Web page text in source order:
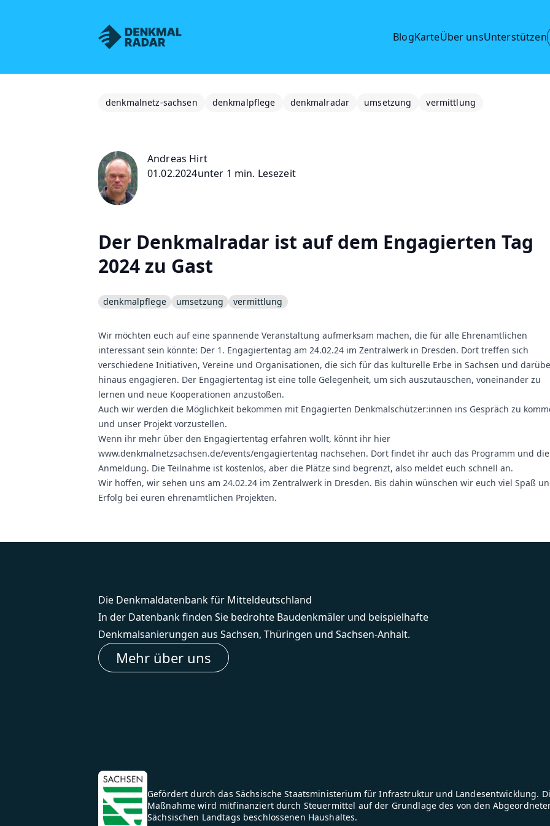
Denkmalnetz Sachsen BlogKarteÜber unsUnterstützen
denkmalnetz-sachsen denkmalpflege denkmalradar umsetzung vermittlung
Andreas Hirt
01.02.2024unter 1 min. Lesezeit
Der Denkmalradar ist auf dem Engagierten Tag
2024 zu Gast
denkmalpflege umsetzung vermittlung
Wir möchten euch auf eine spannende Veranstaltung aufmerksam machen, die für alle Ehrenamtlichen
interessant sein könnte: Der 1. Engagiertentag am 24.02.24 im Zentralwerk in Dresden. Dort treffen sich
verschiedene Initiativen, Vereine und Organisationen, die sich für das kulturelle Erbe in Sachsen und
hinaus engagieren. Der Engagiertentag ist eine tolle Gelegenheit, um sich auszutauschen, voneinander zu
lernen und neue Kooperationen anzustoßen.
Auch wir werden die Möglichkeit bekommen mit Engagierten Denkmalschützer:innen ins Gespräch zu
und unser Projekt vorzustellen.
Wenn ihr mehr über den Engagiertentag erfahren wollt, könnt ihr hier
www.denkmalnetzsachsen.de/events/engagiertentag nachsehen. Dort findet ihr auch das Programm und die
Anmeldung. Die Teilnahme ist kostenlos, aber die Plätze sind begrenzt, also meldet euch schnell an.
Wir hoffen, wir sehen uns am 24.02.24 im Zentralwerk in Dresden. Bis dahin wünschen wir euch viel Spaß
Erfolg bei euren ehrenamtlichen Projekten.
Die Denkmaldatenbank für Mitteldeutschland
In der Datenbank finden Sie bedrohte Baudenkmäler und beispielhafte
Denkmalsanierungen aus Sachsen, Thüringen und Sachsen-Anhalt.
Mehr über uns
Gefördert durch das Sächsische Staatsministerium für Infrastruktur und Landesentwicklung.
Maßnahme wird mitfinanziert durch Steuermittel auf der Grundlage des von den
Sächsischen Landtags beschlossenen Haushaltes.